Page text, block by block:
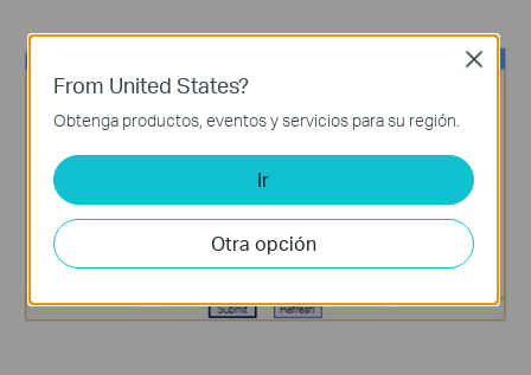
From United States?
Obtenga productos, eventos y servicios para su región.
Ir
Otra opción
Close